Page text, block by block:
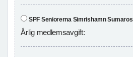
SPF Seniorerna Simrishamn Sumaros
Årlig medlemsavgift: